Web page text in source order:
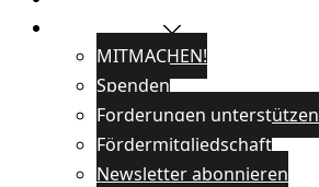
Unterstützen
MITMACHEN!
Spenden
Forderungen unterstützen
Fördermitgliedschaft
Newsletter abonnieren